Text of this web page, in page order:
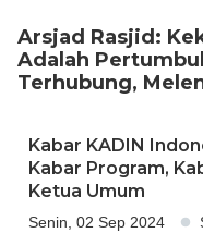
Arsjad Rasjid:
Adalah
Terhubung,
Kabar KADIN
Kabar Program,
Ketua Umum
Senin, 02 Sep 2024